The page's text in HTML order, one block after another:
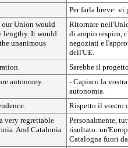
Per farla breve: vi
our Union would
lengthy. It would
unanimous
Ritornare
di ampio respiro,
negoziati e
dell'UE.
Sarebbe il
autonomy.
- Capisco la
autonomia.
Rispetto il vostro
very regrettable
And Catalonia
Personalmente,
risultato:
Catalogna fuori